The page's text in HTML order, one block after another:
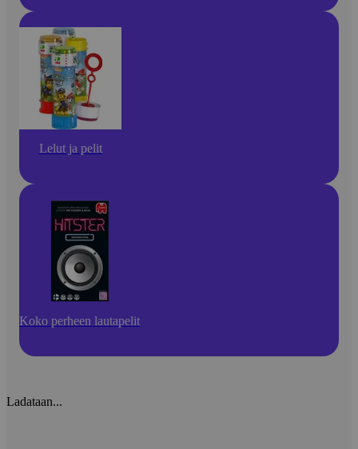
Lelut ja pelit
Koko perheen lautapelit
Ladataan...